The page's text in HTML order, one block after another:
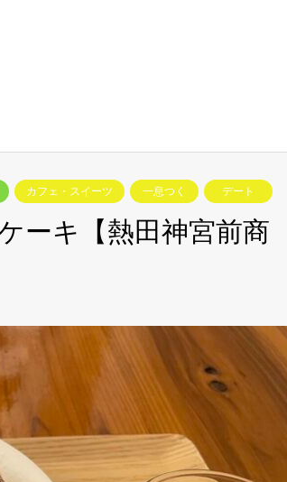
カフェ・スイーツ 一息つく デート
ーキ【熱田神宮前商